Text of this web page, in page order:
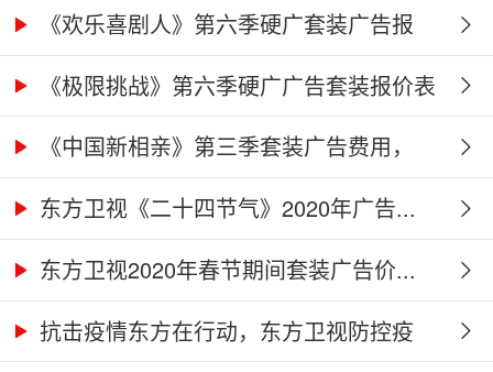
《欢乐喜剧人》第六季硬广套装广告报
价...《极限挑战》第六季硬广广告套装报价表
《中国新相亲》第三季套装广告费用，
东...东方卫视《二十四节气》2020年广告...
东方卫视2020年春节期间套装广告价...
抗击疫情东方在行动，东方卫视防控疫